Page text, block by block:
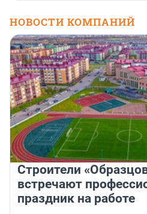
НОВОСТИ КОМПАНИЙ
Строители
встречают
праздник на работе